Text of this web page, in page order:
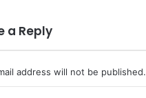
a Reply
address will not be published.